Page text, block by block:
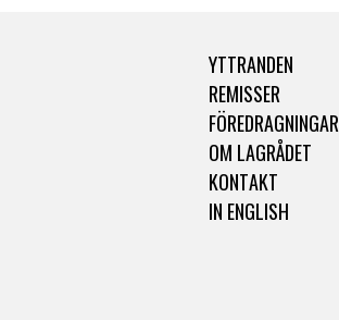
YTTRANDEN
REMISSER
FÖREDRAGNINGAR
OM LAGRÅDET
KONTAKT
IN ENGLISH